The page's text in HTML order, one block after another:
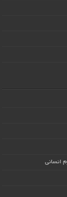
انسانی